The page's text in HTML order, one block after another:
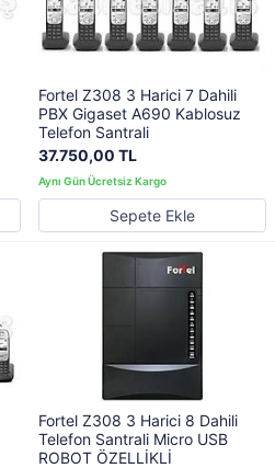
Fortel Z308 3 Harici 7 Dahili
PBX Gigaset A690 Kablosuz
Telefon Santrali
37.750,00 TL
Sepete Ekle
Fortel Z308 3 Harici 8 Dahili
Telefon Santrali Micro USB
ROBOT ÖZELLİKLİ